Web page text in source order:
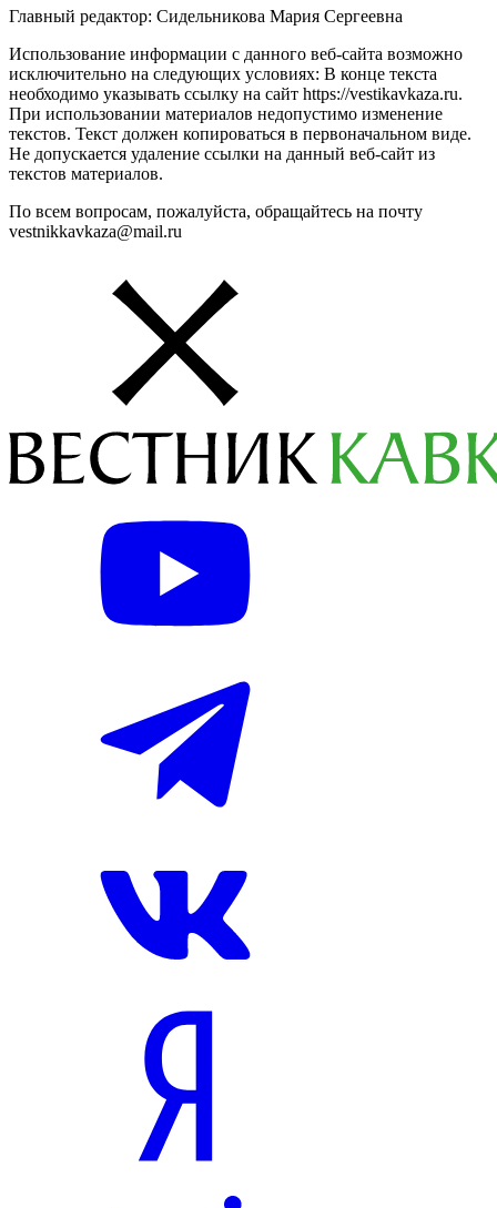
Главный редактор: Сидельникова Мария Сергеевна
Использование информации с данного веб-сайта возможно
исключительно на следующих условиях: В конце текста
необходимо указывать ссылку на сайт https://vestikavkaza.ru.
При использовании материалов недопустимо изменение
текстов. Текст должен копироваться в первоначальном виде.
Не допускается удаление ссылки на данный веб-сайт из
текстов материалов.
По всем вопросам, пожалуйста, обращайтесь на почту
vestnikkavkaza@mail.ru